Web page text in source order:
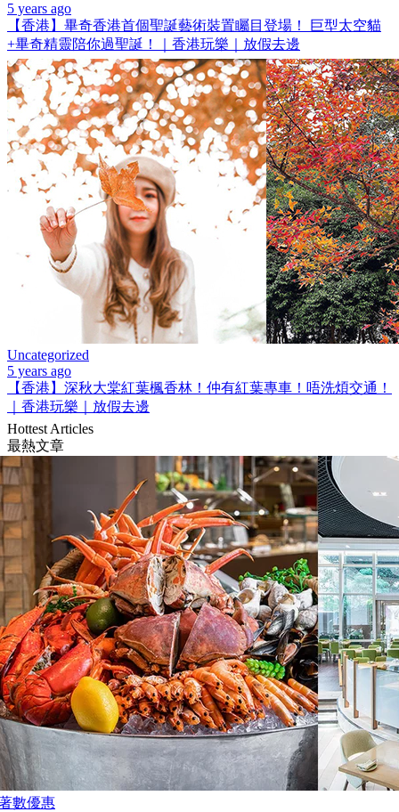
5 years ago
【香港】畢奇香港首個聖誕藝術裝置矚目登場！ 巨型太空貓
+畢奇精靈陪你過聖誕！｜香港玩樂｜放假去邊
Uncategorized
5 years ago
【香港】深秋大棠紅葉楓香林！仲有紅葉專車！唔洗煩交通！
｜香港玩樂｜放假去邊
Hottest Articles
最熱文章
數優惠